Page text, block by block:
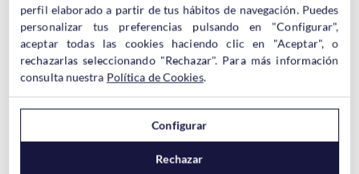
Por otro lado,Instagram Livepermite a las empresas
interactuar en tiempo realcon sus seguidores.
demostraciones de productos, sesiones de preguntas y
respuestas, o incluso eventos virtuales.
perfil elaborado a partir de tus hábitos de navegación. Puedes
personalizar tus preferencias pulsando en "Configurar",
aceptar todas las cookies haciendo clic en "Aceptar", o
rechazarlas seleccionando "Rechazar". Para más información
consulta nuestra Política de Cookies.
Configurar
Rechazar